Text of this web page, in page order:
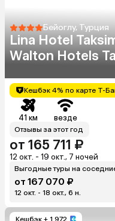
Бейоглу, Турция
Lina Hotel
Walton Hotels
Кешбэк 4% по карте Т-
41 км везде
Отзывы за этот год
от 165 711 ₽
12 окт. - 19 окт., 7 ночей
Выгодные туры на
от 167 070 ₽
12 окт. - 18 окт., 6 н.
Кешбэк + 1 972